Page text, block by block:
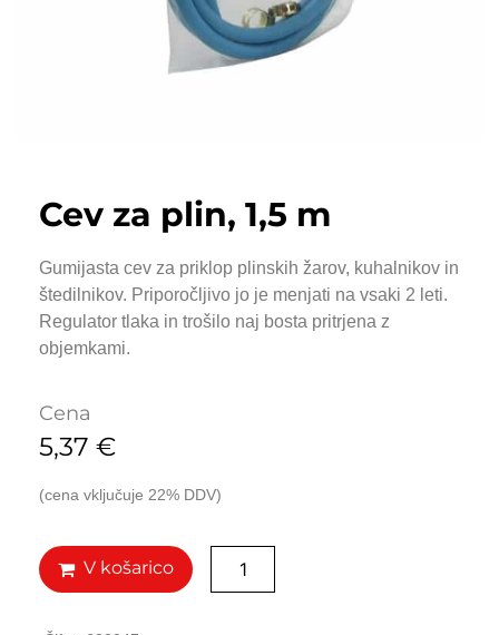
Cev za plin, 1,5 m
Gumijasta cev za priklop plinskih žarov, kuhalnikov in
štedilnikov. Priporočljivo jo je menjati na vsaki 2 leti.
Regulator tlaka in trošilo naj bosta pritrjena z
objemkami.
Cena
5,37 €
(cena vključuje 22% DDV)
V košarico